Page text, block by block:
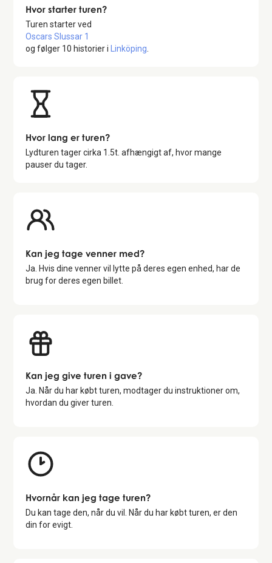
Hvor starter turen?
Turen starter ved
Oscars Slussar 1
og følger 10 historier i Linköping.
Hvor lang er turen?
Lydturen tager cirka 1.5t. afhængigt af, hvor mange
pauser du tager.
Kan jeg tage venner med?
Ja. Hvis dine venner vil lytte på deres egen enhed, har de
brug for deres egen billet.
Kan jeg give turen i gave?
Ja. Når du har købt turen, modtager du instruktioner om,
hvordan du giver turen.
Hvornår kan jeg tage turen?
Du kan tage den, når du vil. Når du har købt turen, er den
din for evigt.